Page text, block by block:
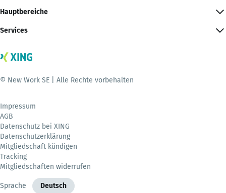
Hauptbereiche
Services
© New Work SE | Alle Rechte vorbehalten
Impressum
AGB
Datenschutz bei XING
Datenschutzerklärung
Mitgliedschaft kündigen
Tracking
Mitgliedschaften widerrufen
Sprache Deutsch